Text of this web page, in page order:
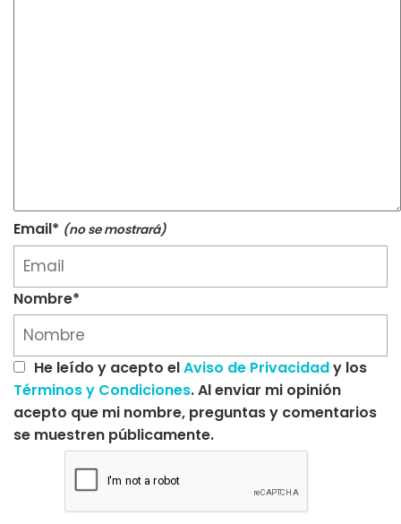
Email* (no se mostrará)
Nombre*
He leído y acepto elAviso de Privacidady los
Términos y Condiciones. Al enviar mi opinión
acepto que mi nombre, preguntas y comentarios
se muestren públicamente.